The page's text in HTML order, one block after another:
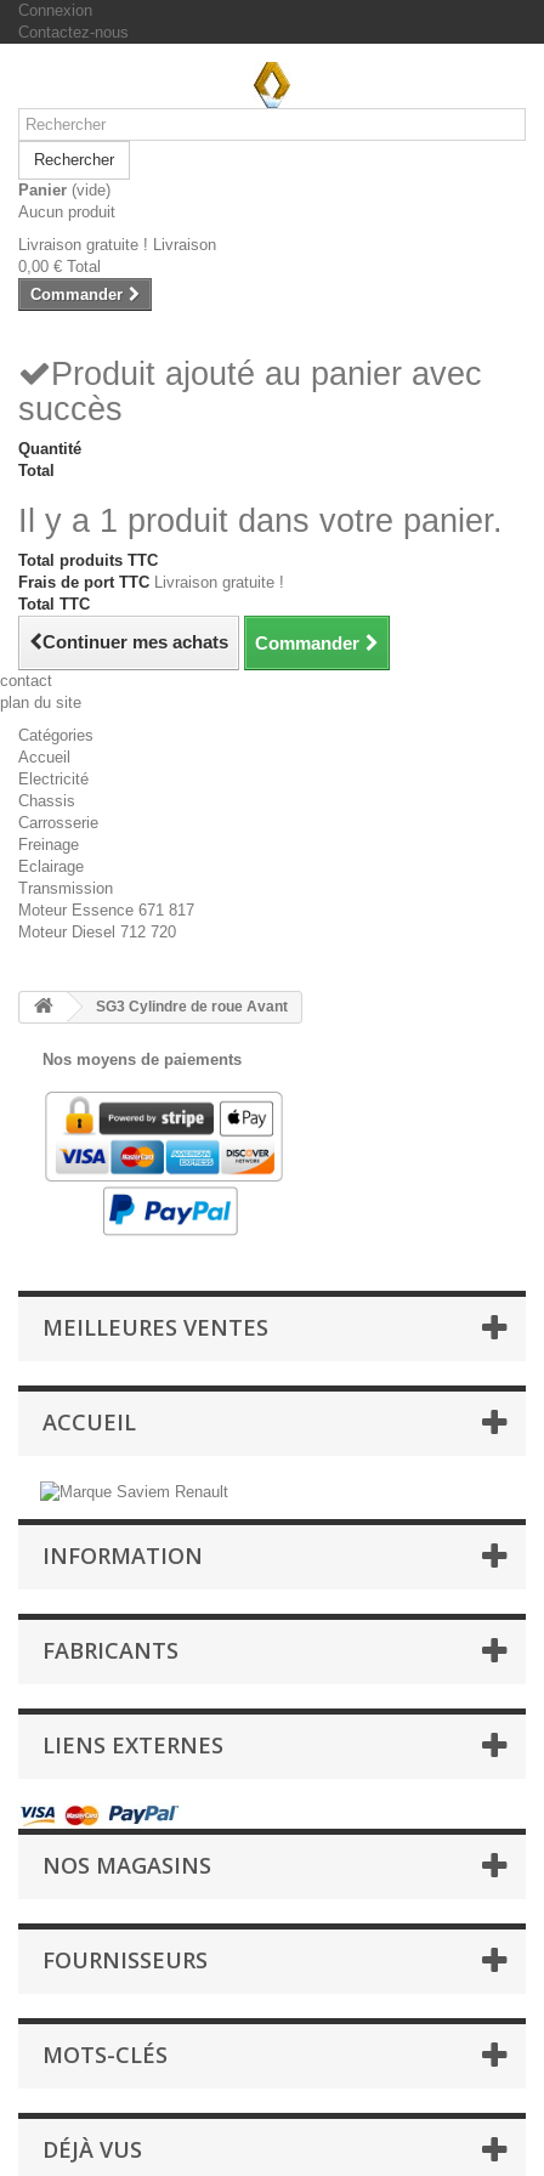
Connexion
Contactez-nous
Rechercher
Panier (vide)
Aucun produit
Livraison gratuite ! Livraison
0,00 € Total
Commander
Produit ajouté au panier avec
succès
Quantité
Total
Il y a 1 produit dans votre panier.
Total produits TTC
Frais de port TTC Livraison gratuite !
Total TTC
Continuer mes achats Commander
contact
plan du site
Catégories
Accueil
Electricité
Chassis
Carrosserie
Freinage
Eclairage
Transmission
Moteur Essence 671 817
Moteur Diesel 712 720
SG3 Cylindre de roue Avant
Nos moyens de paiements
MEILLEURES VENTES
ACCUEIL
INFORMATION
FABRICANTS
LIENS EXTERNES
NOS MAGASINS
FOURNISSEURS
MOTS-CLÉS
DÉJÀ VUS